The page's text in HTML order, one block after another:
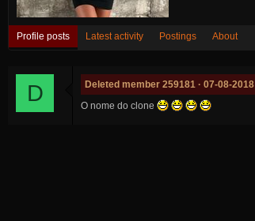
Profile posts Latest activity Postings About
D Deleted member 259181
07-08-2018
O nome do clone